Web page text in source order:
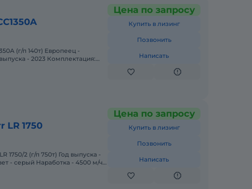
выпуска - 2023 Комплектация:
Цена по запросу
Купить в лизинг
Позвонить
Написать
LR 1750
1750/2 (г/п 750т) Год выпуска -
- серый Наработка - 4500 м/ч.
Цена по запросу
Купить в лизинг
Позвонить
Написать